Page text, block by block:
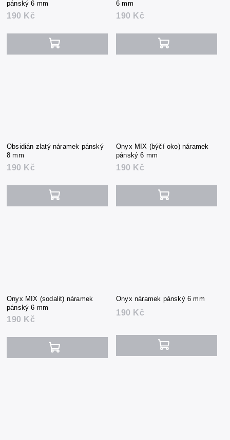
pánský 6 mm
190 Kč
6 mm
190 Kč
Obsidián zlatý náramek pánský
8 mm
190 Kč
Onyx MIX (býčí oko) náramek
pánský 6 mm
190 Kč
Onyx MIX (sodalit) náramek
pánský 6 mm
190 Kč
Onyx náramek pánský 6 mm
190 Kč